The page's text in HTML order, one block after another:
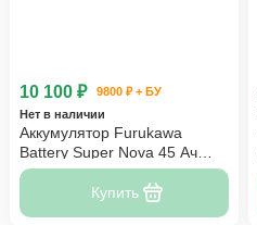
10 100 ₽
9800 ₽ + БУ
Нет в наличии
Аккумулятор Furukawa
Battery Super Nova 45 Ач
55B24R
Купить